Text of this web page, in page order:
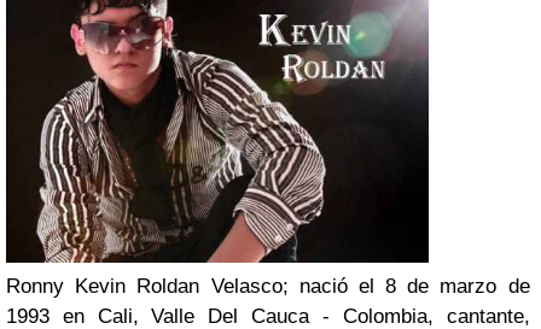
Ronny Kevin Roldan Velasco; nació el 8 de marzo de
1993 en Cali, Valle Del Cauca - Colombia, cantante,